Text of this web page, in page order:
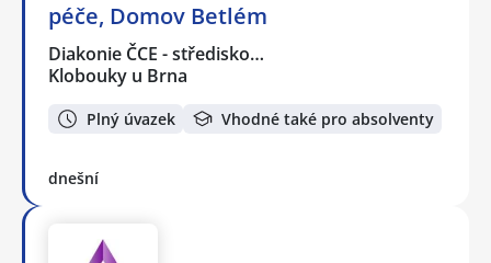
péče, Domov Betlém
Diakonie ČCE - středisko…
Klobouky u Brna
Plný úvazek Vhodné také pro absolventy
dnešní